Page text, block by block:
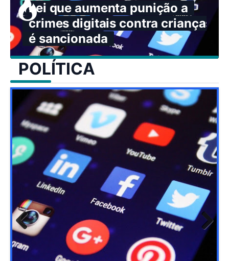
Lei que aumenta punição a
crimes digitais contra crianças
é sancionada
POLÍTICA
Previ
ous
Next